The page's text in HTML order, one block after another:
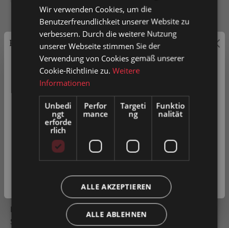
In den Warenkorb
Artikel-Nr.0052200
Zum Merkzettel hinzufügen
Produkt vergleichen
Fragen zum Produkt
Leichtrollenbahn Bahnlänge 1000mm Tragrollen
Stahlrolle ø 50 x 1,5 mm, verzinkt, mit Konuslager,
Preisauszeichnung
Privatkunden können Preise mit MwSt. (brutto) und
Geschäftskunden Preise ohne MwSt. (netto) angezeigt
werden.
Bitte wählen Sie Ihre bevorzugte Einstellung:
Privatkunde
Geschäftskunde( exkl. MwSt. )
Wir verwenden Cookies, um die
Benutzerfreundlichkeit unserer Website zu
verbessern. Durch die weitere Nutzung
unserer Webseite stimmen Sie der
Verwendung von Cookies gemäß unserer
Cookie-Richtlinie zu.Weitere
Informationen
Unbedi
ngt
erforde
rlich
Perfor
mance
Targeti
ng
Funktio
nalität
ALLE AKZEPTIEREN
ALLE ABLEHNEN